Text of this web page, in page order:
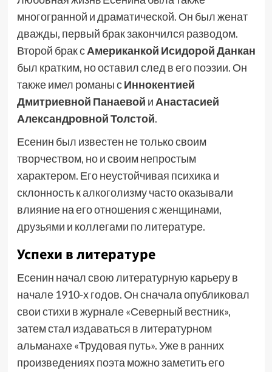
многогранной и драматической. Он был женат
дважды, первый брак закончился разводом.
Второй брак сАмериканкой Исидорой Данкан
был кратким, но оставил след в его поэзии. Он
также имел романы сИннокентией
Дмитриевной Панаевой и Анастасией
Александровной Толстой.
Есенин был известен не только своим
творчеством, но и своим непростым
характером. Его неустойчивая психика и
склонность к алкоголизму часто оказывали
влияние на его отношения с женщинами,
друзьями и коллегами по литературе.
Успехи в литературе
Есенин начал свою литературную карьеру в
начале 1910-х годов. Он сначала опубликовал
свои стихи в журнале «Северный вестник»,
затем стал издаваться в литературном
альманахе «Трудовая путь». Уже в ранних
произведениях поэта можно заметить его